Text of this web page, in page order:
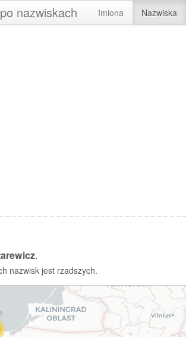
nazwiskach Imiona Nazwiska
.
nazwisk jest rzadszych.